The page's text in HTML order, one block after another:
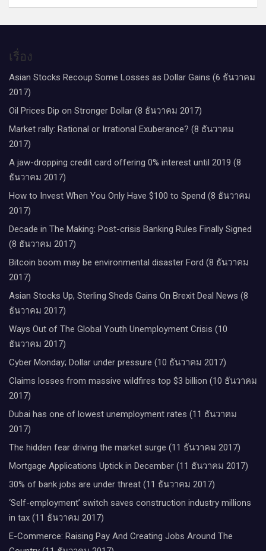
เรื่อง
Asian Stocks Recoup Some Losses as Dollar Gains (6 ธันวาคม
2017)
Oil Prices Dip on Stronger Dollar (8 ธันวาคม 2017)
Market rally: Rational or Irrational Exuberance? (8 ธันวาคม
2017)
A jaw-dropping credit card offering 0% interest until 2019 (8
ธันวาคม 2017)
How to Invest When You Only Have $100 to Spend (8 ธันวาคม
2017)
Decade in The Making: Post-crisis Banking Rules Finally Signed
(8 ธันวาคม 2017)
Bitcoin boom may be environmental disaster Ford (8 ธันวาคม
2017)
Asian Stocks Up, Sterling Sheds Gains On Brexit Deal News (8
ธันวาคม 2017)
Ways Out of The Global Youth Unemployment Crisis (10
ธันวาคม 2017)
Cyber Monday; Dollar under pressure (10 ธันวาคม 2017)
Claims losses from massive wildfires top $3 billion (10 ธันวาคม
2017)
Dubai has one of lowest unemployment rates (11 ธันวาคม
2017)
The hidden fear driving the market surge (11 ธันวาคม 2017)
Mortgage Applications Uptick in December (11 ธันวาคม 2017)
30% of bank jobs are under threat (11 ธันวาคม 2017)
‘Self-employment’ switch saves construction industry millions
in tax (11 ธันวาคม 2017)
E-Commerce: Raising Pay And Creating Jobs Around The